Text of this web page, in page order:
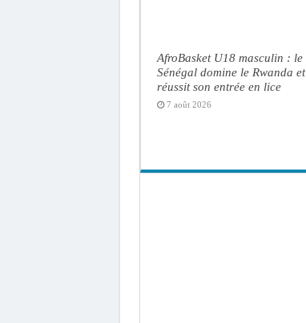
AfroBasket U18 masculin : le
Sénégal domine le Rwanda et
réussit son entrée en lice
7 août 2026